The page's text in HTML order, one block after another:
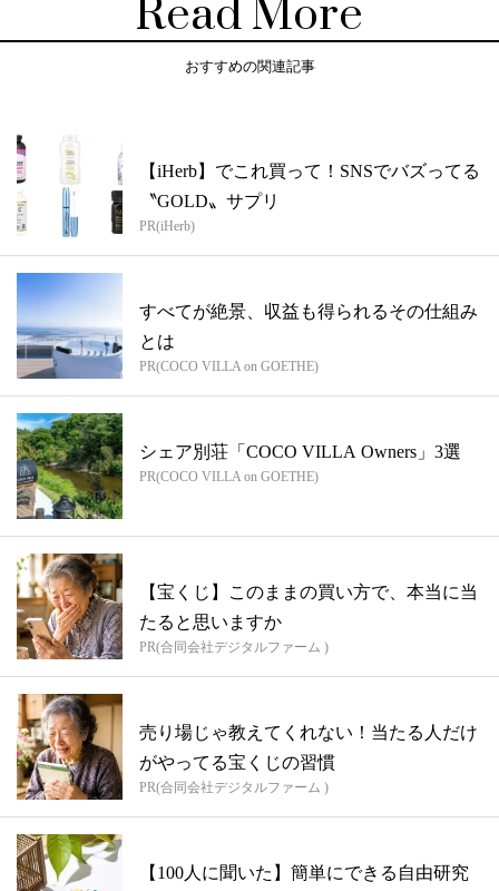
Read More
おすすめの関連記事
【iHerb】でこれ買って！SNSでバズってる
〝GOLD〟サプリ
PR(iHerb)
すべてが絶景、収益も得られるその仕組み
とは
PR(COCO VILLA on GOETHE)
シェア別荘「COCO VILLA Owners」3選
PR(COCO VILLA on GOETHE)
【宝くじ】このままの買い方で、本当に当
たると思いますか
PR(合同会社デジタルファーム )
売り場じゃ教えてくれない！当たる人だけ
がやってる宝くじの習慣
PR(合同会社デジタルファーム )
【100人に聞いた】簡単にできる自由研究